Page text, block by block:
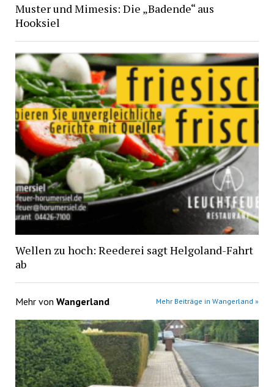
Muster und Mimesis: Die „Badende“ aus
Hooksiel
Wellen zu hoch: Reederei sagt Helgoland-Fahrt
ab
Mehr von Wangerland Mehr Beiträge in Wangerland »